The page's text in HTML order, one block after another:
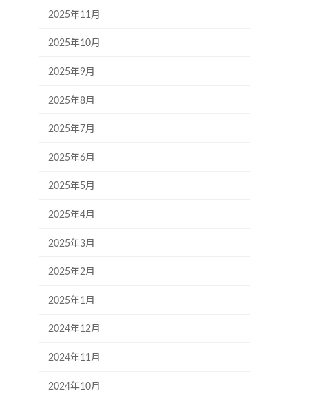
2025年11月
2025年10月
2025年9月
2025年8月
2025年7月
2025年6月
2025年5月
2025年4月
2025年3月
2025年2月
2025年1月
2024年12月
2024年11月
2024年10月